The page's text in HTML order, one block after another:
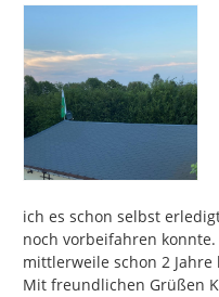
ich es schon selbst
noch vorbeifahren
mittlerweile schon 2 Jahre
Mit freundlichen Grüßen